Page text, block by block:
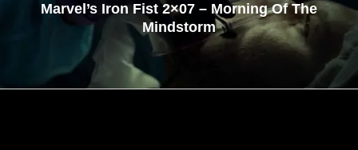
Marvel’s Iron Fist 2×07 – Morning Of The
Mindstorm